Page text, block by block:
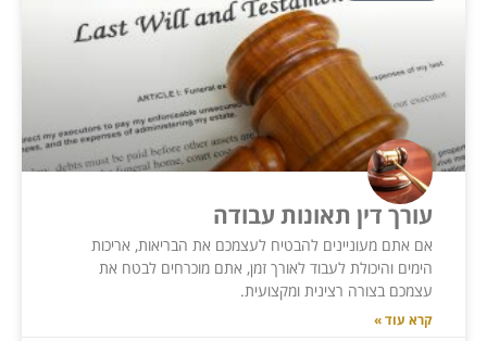
עורך דין תאונות עבודה
אם אתם מעוניינים להבטיח לעצמכם את הבריאות, אריכות
הימים והיכולת לעבוד לאורך זמן, אתם מוכרחים לבטח את
עצמכם בצורה רצינית ומקצועית.
קרא עוד »